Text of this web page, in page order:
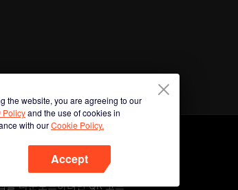
the website, you are agreeing to our
Policyand the use of cookies in
with ourCookie Policy.
Accept
을 다운로드하려면 QR 코드